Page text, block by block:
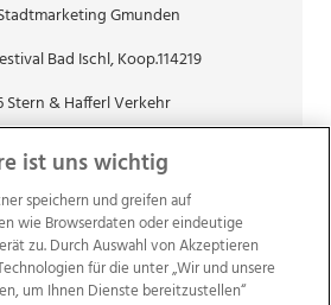
ist uns wichtig
speichern und greifen auf
wie Browserdaten oder eindeutige
zu. Durch Auswahl von Akzeptieren
für die unter „Wir und unsere
um Ihnen Dienste bereitzustellen“